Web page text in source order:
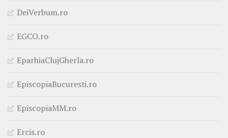
DeiVerbum.ro
EGCO.ro
EparhiaClujGherla.ro
EpiscopiaBucuresti.ro
EpiscopiaMM.ro
Ercis.ro